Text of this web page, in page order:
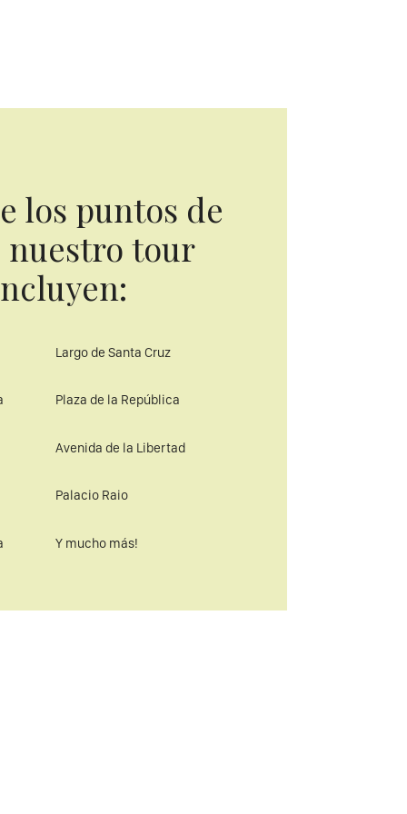
los puntos de
tour
Largo de Santa Cruz
Plaza de la República
Avenida de la Libertad
Palacio Raio
Y mucho más!